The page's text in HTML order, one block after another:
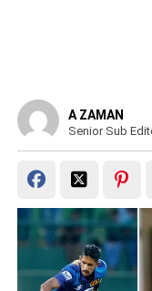
A ZAMAN
Senior Sub